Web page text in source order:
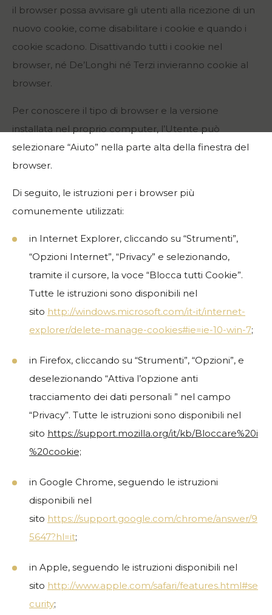
il browser possa avvisare gli utenti alla ricezione di un
nuovo cookie, come disabilitare i cookie e quando i
cookie scadono. Disattivando tutti i cookie nel
browser, né De’Longhi né Terzi invieranno cookie al
browser.
Per conoscere il tipo di browser e la versione
installata nel proprio computer, l’Utente può
selezionare “Aiuto” nella parte alta della finestra del
browser.
Di seguito, le istruzioni per i browser più
comunemente utilizzati:
in Internet Explorer, cliccando su “Strumenti”,
“Opzioni Internet”, “Privacy” e selezionando,
tramite il cursore, la voce “Blocca tutti Cookie”.
Tutte le istruzioni sono disponibili nel
sito http://windows.microsoft.com/it-it/internet-
explorer/delete-manage-cookies#ie=ie-10-win-7;
in Firefox, cliccando su “Strumenti”, “Opzioni”, e
deselezionando “Attiva l’opzione anti
tracciamento dei dati personali ” nel campo
“Privacy”. Tutte le istruzioni sono disponibili nel
sito https://support.mozilla.org/it/kb/Bloccare%20i
%20cookie;
in Google Chrome, seguendo le istruzioni
disponibili nel
sito https://support.google.com/chrome/answer/9
5647?hl=it;
in Apple, seguendo le istruzioni disponibili nel
sito http://www.apple.com/safari/features.html#se
curity;